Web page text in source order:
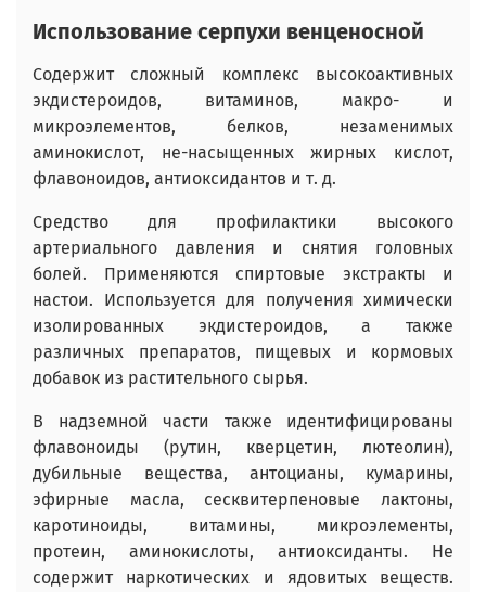
Использование серпухи венценосной
Содержит сложный комплекс высокоактивных
экдистероидов, витаминов, макро- и
микроэлементов, белков, незаменимых
аминокислот, не-насыщенных жирных кислот,
флавоноидов, антиоксидантов и т. д.
Средство для профилактики высокого
артериального давления и снятия головных
болей. Применяются спиртовые экстракты и
настои. Используется для получения химически
изолированных экдистероидов, а также
различных препаратов, пищевых и кормовых
добавок из растительного сырья.
В надземной части также идентифицированы
флавоноиды (рутин, кверцетин, лютеолин),
дубильные вещества, антоцианы, кумарины,
эфирные масла, сесквитерпеновые лактоны,
каротиноиды, витамины, микроэлементы,
протеин, аминокислоты, антиоксиданты. Не
содержит наркотических и ядовитых веществ.